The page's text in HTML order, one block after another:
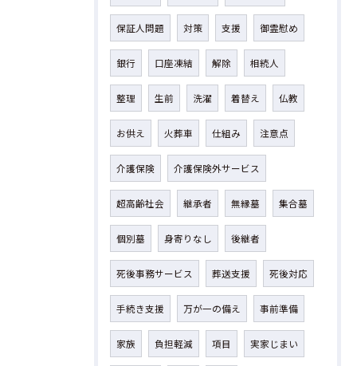
保証人問題 対策 支援 御霊慰め
銀行 口座凍結 解除 相続人
整理 生前 洗濯 着替え 仏教
お供え 火葬車 仕組み 注意点
介護保険 介護保険外サービス
超高齢社会 継承者 無縁墓 集合墓
個別墓 身寄りなし 後継者
死後事務サービス 葬送支援 死後対応
手続き支援 万が一の備え 事前準備
家族 負担軽減 項目 実家じまい